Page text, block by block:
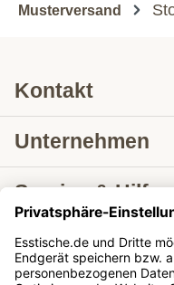
Musterversand
Kontakt
Unternehmen
Service & Hilfe
Lieferung nach